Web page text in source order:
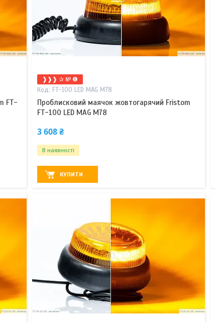
FT-
❱❱❱ ✰ № ❶
FT-100 LED MAG M78
Проблисковий маячок жовтогарячий Fristom
FT-100 LED MAG M78
3 608 ₴
В наявності
КУПИТИ